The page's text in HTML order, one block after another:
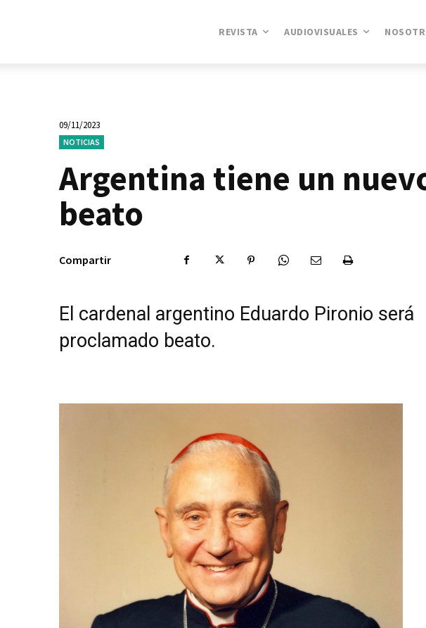
REVISTA AUDIOVISUALES
09/11/2023
NOTICIAS
Argentina tiene un
beato
Compartir
El cardenal argentino Eduardo Pironio será
proclamado beato.